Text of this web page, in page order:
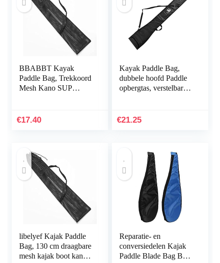
BBABBT Kayak
Paddle Bag, Trekkoord
Mesh Kano SUP
Draagtas, Gemakkelijk
€17.40
Kayak Paddle Bag,
dubbele hoofd Paddle
opbergtas, verstelbare
voor 2-delige…
€21.25
libelyef Kajak Paddle
Bag, 130 cm draagbare
mesh kajak boot kano
Reparatie- en
conversiedelen Kajak
Paddle Blade Bag Boot